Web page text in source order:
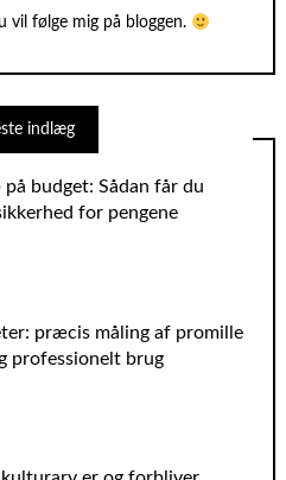
vil følge mig på bloggen.
indlæg
på budget: Sådan får du
for pengene
præcis måling af promille
professionelt brug